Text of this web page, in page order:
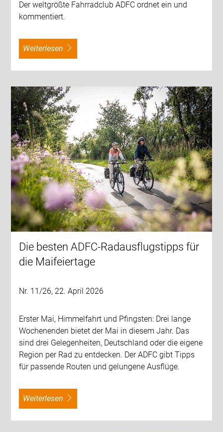
Der weltgrößte Fahrradclub ADFC ordnet ein und
kommentiert.
weiterlesen
Die besten ADFC-Radausflugstipps für
die Maifeiertage
Nr. 11/26, 22. April 2026
Erster Mai, Himmelfahrt und Pfingsten: Drei lange
Wochenenden bietet der Mai in diesem Jahr. Das
sind drei Gelegenheiten, Deutschland oder die eigene
Region per Rad zu entdecken. Der ADFC gibt Tipps
für passende Routen und gelungene Ausflüge.
weiterlesen